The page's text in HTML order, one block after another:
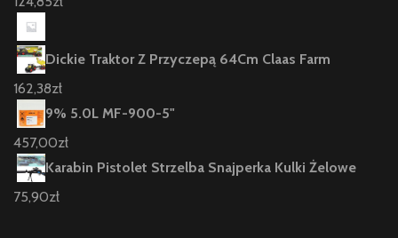
Dickie Traktor Z Przyczepą 64Cm Claas Farm
162,38zł
9% 5.0L MF-900-5"
457,00zł
Karabin Pistolet Strzelba Snajperka Kulki Żelowe
75,90zł